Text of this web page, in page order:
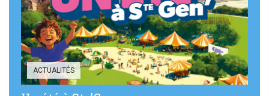
ACTUALITÉS